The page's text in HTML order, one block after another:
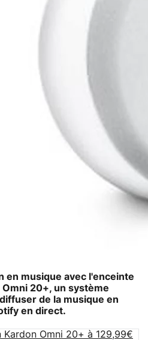
en musique avec l'enceinte
20+, un système
de la musique en
en direct.
Kardon Omni 20+ à 129,99€